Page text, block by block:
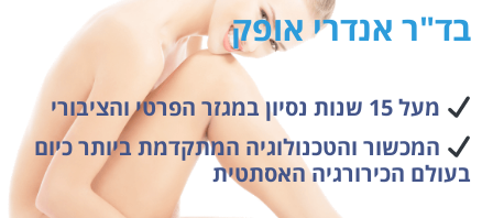
בד"ר אנדרי אופק
מעל 15 שנות נסיון במגזר הפרטי והציבורי
המכשור והטכנולוגיה המתקדמת ביותר כיום
בעולם הכירורגיה האסתטית